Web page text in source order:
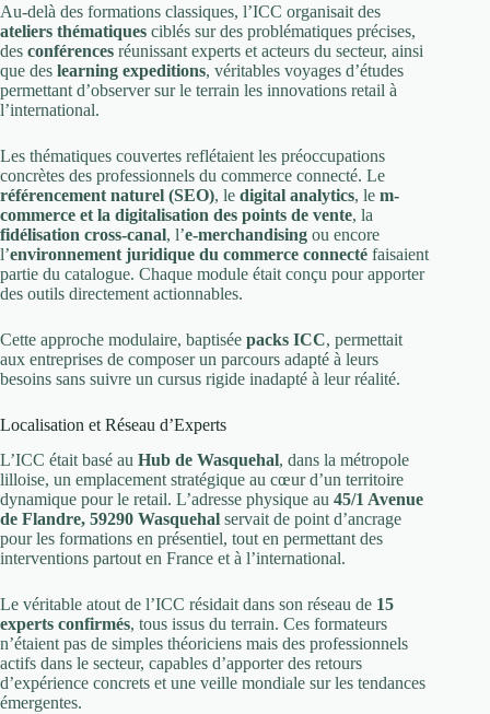
Au-delà des formations classiques, l’ICC organisait des
ateliers thématiques ciblés sur des problématiques précises,
des conférences réunissant experts et acteurs du secteur, ainsi
que des learning expeditions, véritables voyages d’études
permettant d’observer sur le terrain les innovations retail à
l’international.
Les thématiques couvertes reflétaient les préoccupations
concrètes des professionnels du commerce connecté. Le
référencement naturel (SEO), le digital analytics, le m-
commerce et la digitalisation des points de vente, la
fidélisation cross-canal, l’e-merchandising ou encore
l’environnement juridique du commerce connecté faisaient
partie du catalogue. Chaque module était conçu pour apporter
des outils directement actionnables.
Cette approche modulaire, baptisée packs ICC, permettait
aux entreprises de composer un parcours adapté à leurs
besoins sans suivre un cursus rigide inadapté à leur réalité.
Localisation et Réseau d’Experts
L’ICC était basé au Hub de Wasquehal, dans la métropole
lilloise, un emplacement stratégique au cœur d’un territoire
dynamique pour le retail. L’adresse physique au 45/1 Avenue
de Flandre, 59290 Wasquehal servait de point d’ancrage
pour les formations en présentiel, tout en permettant des
interventions partout en France et à l’international.
Le véritable atout de l’ICC résidait dans son réseau de 15
experts confirmés, tous issus du terrain. Ces formateurs
n’étaient pas de simples théoriciens mais des professionnels
actifs dans le secteur, capables d’apporter des retours
d’expérience concrets et une veille mondiale sur les tendances
émergentes.